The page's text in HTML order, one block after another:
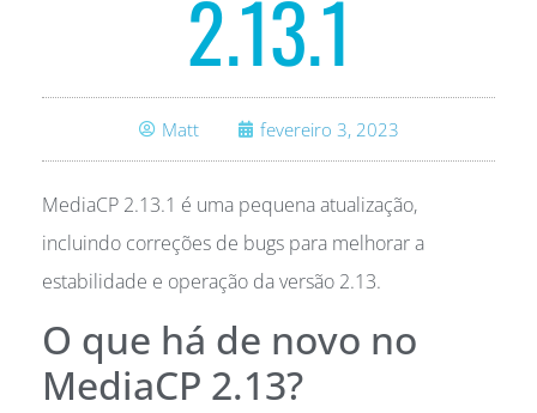
2.13.1
Matt fevereiro 3, 2023
MediaCP 2.13.1 é uma pequena atualização,
incluindo correções de bugs para melhorar a
estabilidade e operação da versão 2.13.
O que há de novo no
MediaCP 2.13?